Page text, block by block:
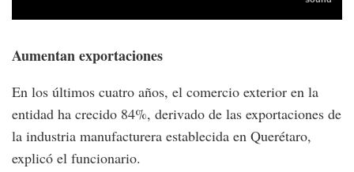
Aumentan exportaciones
En los últimos cuatro años, el comercio exterior en la
entidad ha crecido 84%, derivado de las exportaciones de
la industria manufacturera establecida en Querétaro,
explicó el funcionario.